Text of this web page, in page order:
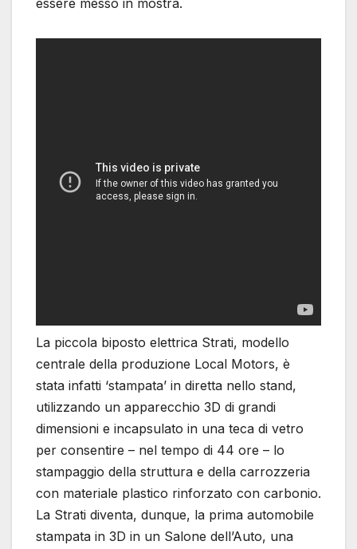
essere messo in mostra.
La piccola biposto elettrica Strati, modello
centrale della produzione Local Motors, è
stata infatti ‘stampata’ in diretta nello stand,
utilizzando un apparecchio 3D di grandi
dimensioni e incapsulato in una teca di vetro
per consentire – nel tempo di 44 ore – lo
stampaggio della struttura e della carrozzeria
con materiale plastico rinforzato con carbonio.
La Strati diventa, dunque, la prima automobile
stampata in 3D in un Salone dell’Auto, una